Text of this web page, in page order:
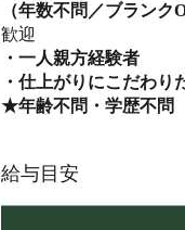
（年数不問／ブランク
歓迎
・一人親方経験者
・仕上がりにこだわり
★年齢不問・学歴不問
給与目安